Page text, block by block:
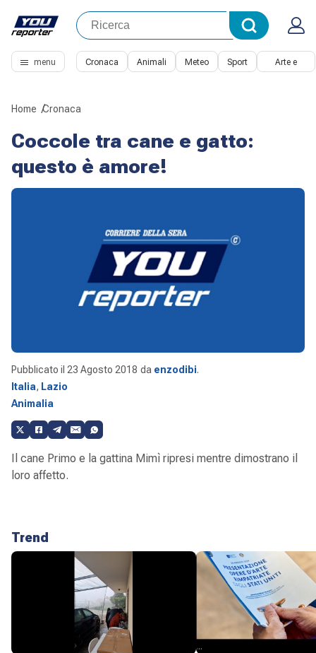
menu Cronaca Animali Meteo Sport Arte e
Home Cronaca
Coccole tra cane e gatto:
questo è amore!
Pubblicato il 23 Agosto 2018 da enzodibi.
Italia, Lazio
Animalia
Il cane Primo e la gattina Mimì ripresi mentre dimostrano il
loro affetto.
Trend